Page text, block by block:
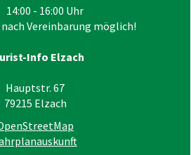
14:00 - 16:00 Uhr
Vereinbarung möglich!
Info Elzach
Hauptstr. 67
79215 Elzach